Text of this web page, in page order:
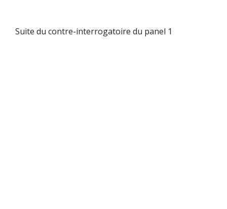
Suite du contre-interrogatoire du panel 1